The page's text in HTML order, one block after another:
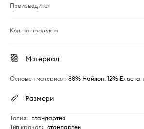
Производител
Код на продукта
Материал
Основен материал: 88% Найлон, 12% Еластан
Размери
Талия: стандартна
Тип крачол: стандартен